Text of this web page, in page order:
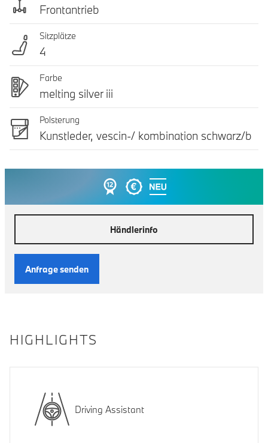
Frontantrieb
Sitzplätze
4
Farbe
melting silver iii
Polsterung
Kunstleder, vescin-/ kombination schwarz/b
Händlerinfo
Anfrage senden
HIGHLIGHTS
Driving Assistant